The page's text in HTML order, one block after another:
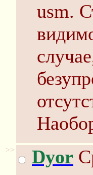
usm.
>> Dyor